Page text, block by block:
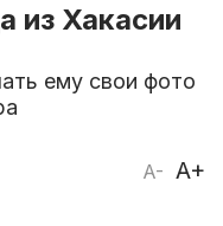
из Хакасии
ему свои фото
A- A+